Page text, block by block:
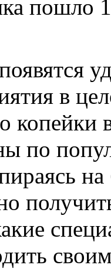
пошло
в
копейки
по
на